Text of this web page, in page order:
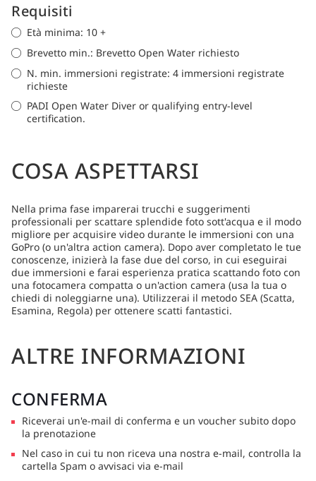
Requisiti
Età minima: 10 +
Brevetto min.: Brevetto Open Water richiesto
N. min. immersioni registrate: 4 immersioni registrate
richieste
PADI Open Water Diver or qualifying entry-level
certification.
COSA ASPETTARSI
Nella prima fase imparerai trucchi e suggerimenti
professionali per scattare splendide foto sott'acqua e il modo
migliore per acquisire video durante le immersioni con una
GoPro (o un'altra action camera). Dopo aver completato le tue
conoscenze, inizierà la fase due del corso, in cui eseguirai
due immersioni e farai esperienza pratica scattando foto con
una fotocamera compatta o un'action camera (usa la tua o
chiedi di noleggiarne una). Utilizzerai il metodo SEA (Scatta,
Esamina, Regola) per ottenere scatti fantastici.
ALTRE INFORMAZIONI
CONFERMA
Riceverai un'e-mail di conferma e un voucher subito dopo
la prenotazione
Nel caso in cui tu non riceva una nostra e-mail, controlla la
cartella Spam o avvisaci via e-mail